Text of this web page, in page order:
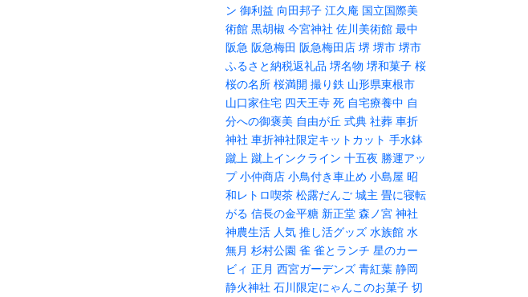
ン 御利益 向田邦子 江久庵 国立国際美
術館 黒胡椒 今宮神社 佐川美術館 最中
阪急 阪急梅田 阪急梅田店 堺 堺市 堺市
ふるさと納税返礼品 堺名物 堺和菓子 桜
桜の名所 桜満開 撮り鉄 山形県東根市
山口家住宅 四天王寺 死 自宅療養中 自
分への御褒美 自由が丘 式典 社葬 車折
神社 車折神社限定キットカット 手水鉢
蹴上 蹴上インクライン 十五夜 勝運アッ
プ 小仲商店 小鳥付き車止め 小島屋 昭
和レトロ喫茶 松露だんご 城主 畳に寝転
がる 信長の金平糖 新正堂 森ノ宮 神社
神農生活 人気 推し活グッズ 水族館 水
無月 杉村公園 雀 雀とランチ 星のカー
ビィ 正月 西宮ガーデンズ 青紅葉 静岡
静火神社 石川限定にゃんこのお菓子 切